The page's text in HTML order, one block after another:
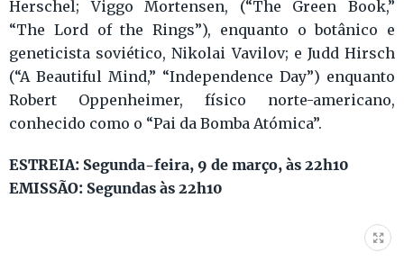
Herschel; Viggo Mortensen, (“The Green Book,”
“The Lord of the Rings”), enquanto o botânico e
geneticista soviético, Nikolai Vavilov; e Judd Hirsch
(“A Beautiful Mind,” “Independence Day”) enquanto
Robert Oppenheimer, físico norte-americano,
conhecido como o “Pai da Bomba Atómica”.
ESTREIA: Segunda-feira, 9 de março, às 22h10
EMISSÃO: Segundas às 22h10